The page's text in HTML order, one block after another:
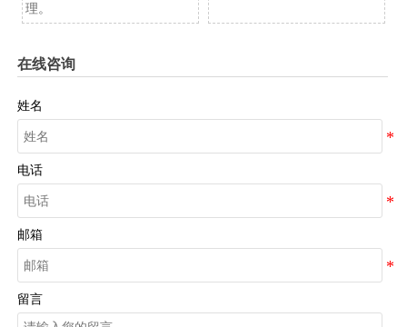
理。
在线咨询
姓名
电话
邮箱
留言